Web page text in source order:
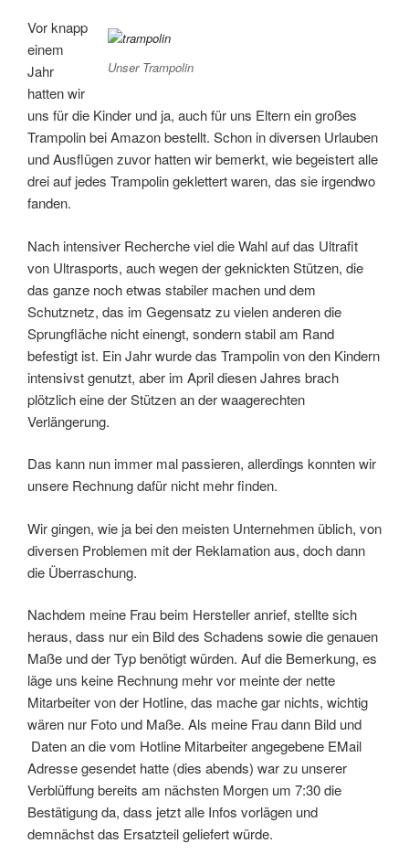
Unser Trampolin
Vor knapp
einem
Jahr
hatten wir
uns für die Kinder und ja, auch für uns Eltern ein großes
Trampolin bei Amazon bestellt. Schon in diversen Urlauben
und Ausflügen zuvor hatten wir bemerkt, wie begeistert alle
drei auf jedes Trampolin geklettert waren, das sie irgendwo
fanden.
Nach intensiver Recherche viel die Wahl auf das Ultrafit
von Ultrasports, auch wegen der geknickten Stützen, die
das ganze noch etwas stabiler machen und dem
Schutznetz, das im Gegensatz zu vielen anderen die
Sprungfläche nicht einengt, sondern stabil am Rand
befestigt ist. Ein Jahr wurde das Trampolin von den Kindern
intensivst genutzt, aber im April diesen Jahres brach
plötzlich eine der Stützen an der waagerechten
Verlängerung.
Das kann nun immer mal passieren, allerdings konnten wir
unsere Rechnung dafür nicht mehr finden.
Wir gingen, wie ja bei den meisten Unternehmen üblich, von
diversen Problemen mit der Reklamation aus, doch dann
die Überraschung.
Nachdem meine Frau beim Hersteller anrief, stellte sich
heraus, dass nur ein Bild des Schadens sowie die genauen
Maße und der Typ benötigt würden. Auf die Bemerkung, es
läge uns keine Rechnung mehr vor meinte der nette
Mitarbeiter von der Hotline, das mache gar nichts, wichtig
wären nur Foto und Maße. Als meine Frau dann Bild und
Daten an die vom Hotline Mitarbeiter angegebene EMail
Adresse gesendet hatte (dies abends) war zu unserer
Verblüffung bereits am nächsten Morgen um 7:30 die
Bestätigung da, dass jetzt alle Infos vorlägen und
demnächst das Ersatzteil geliefert würde.